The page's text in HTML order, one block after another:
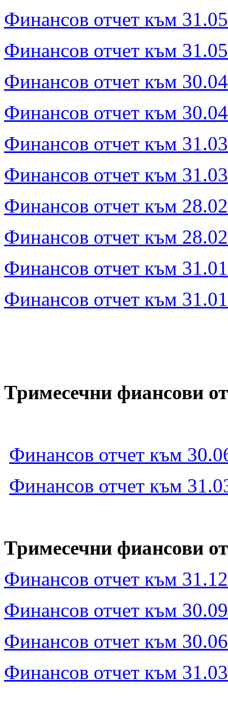
Финансов отчет към
Финансов отчет към
Финансов отчет към
Финансов отчет към
Финансов отчет към
Финансов отчет към
Финансов отчет към
Финансов отчет към
Финансов отчет към
Финансов отчет към
Тримесечни фиансови
Финансов отчет към
Финансов отчет към
Тримесечни фиансови
Финансов отчет към
Финансов отчет към
Финансов отчет към
Финансов отчет към